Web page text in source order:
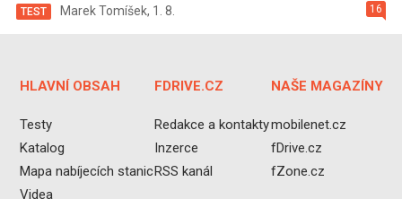
16
TEST Marek Tomíšek, 1. 8.
HLAVNÍ OBSAH
Testy
Katalog
Mapa nabíjecích stanic
Videa
FDRIVE.CZ
Redakce a kontakty
Inzerce
RSS kanál
NAŠE MAGAZÍNY
mobilenet.cz
fDrive.cz
fZone.cz